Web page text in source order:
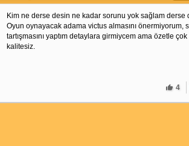
Kim ne derse desin ne kadar sorunu yok sağlam derse
Oyun oynayacak adama victus almasını önermiyorum,
tartışmasını yaptım detaylara girmiycem ama özetle
kalitesiz.
4